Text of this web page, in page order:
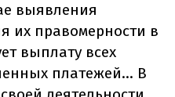
выявления
их правомерности в
выплату всех
платежей… В